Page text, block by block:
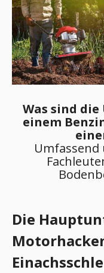
Was sind
einem
Die